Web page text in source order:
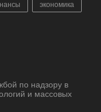
экономика
по надзору в
и массовых